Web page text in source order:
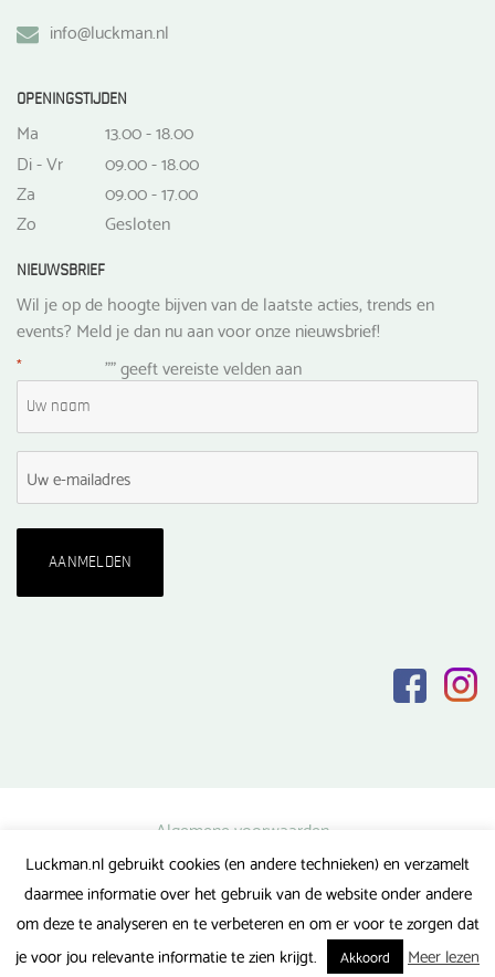
info@luckman.nl
OPENINGSTIJDEN
Ma
13.00 - 18.00
Di - Vr
09.00 - 18.00
Za
09.00 - 17.00
Zo
Gesloten
NIEUWSBRIEF
Wil je op de hoogte bijven van de laatste acties, trends en
events? Meld je dan nu aan voor onze nieuwsbrief!
"
* " geeft vereiste velden aan
Algemene voorwaarden
Privacy verklaring
Veel gestelde vragen
Luckman.nl gebruikt cookies (en andere technieken) en verzamelt
daarmee informatie over het gebruik van de website onder andere
om deze te analyseren en te verbeteren en om er voor te zorgen dat
je voor jou relevante informatie te zien krijgt.
Akkoord Meer lezen